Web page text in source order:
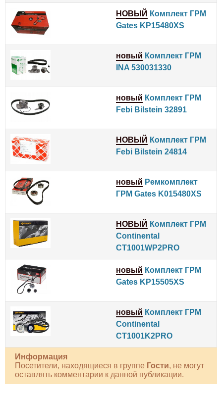
НОВЫЙ Комплект ГРМ
Gates KP15480XS
новый Комплект ГРМ
INA 530031330
новый Комплект ГРМ
Febi Bilstein 32891
НОВЫЙ Комплект ГРМ
Febi Bilstein 24814
новый Ремкомплект
ГРМ Gates K015480XS
НОВЫЙ Комплект ГРМ
Continental
CT1001WP2PRO
новый Комплект ГРМ
Gates KP15505XS
новый Комплект ГРМ
Continental
CT1001K2PRO
Информация
Посетители, находящиеся в группе Гости, не могут
оставлять комментарии к данной публикации.